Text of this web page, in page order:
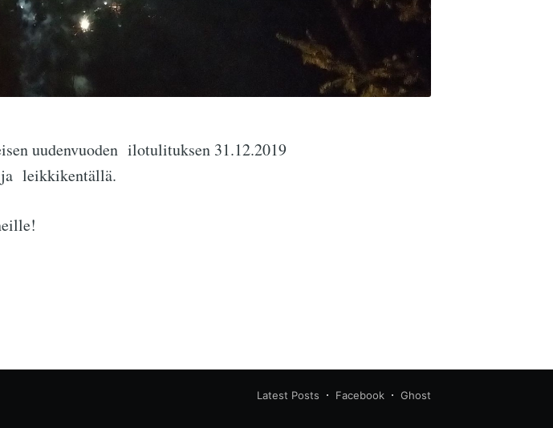
uudenvuoden ilotulituksen 31.12.2019
ja leikkikentällä.
Latest Posts Facebook Ghost